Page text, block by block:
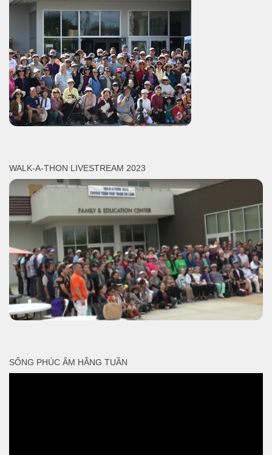
WALK-A-THON LIVESTREAM 2023
SỐNG PHÚC ÂM HẰNG TUẦN